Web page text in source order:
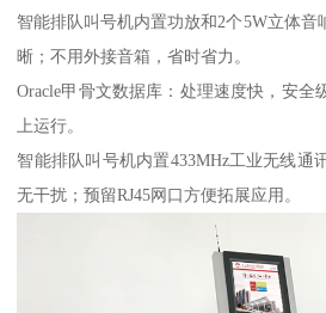
智能排队叫号机内置功放和2个5W立体音
晰；不用外接音箱，省时省力。
Oracle甲骨文数据库：处理速度快，安全
上运行。
智能排队叫号机内置433MHz工业无线通
无干扰；预留RJ45网口方便拓展应用。